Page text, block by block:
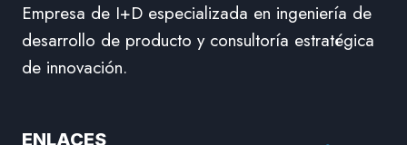
Empresa de I+D especializada en ingeniería de
desarrollo de producto y consultoría estratégica
de innovación.
ENLACES